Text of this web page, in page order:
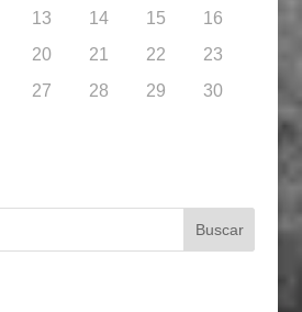
13 14 15
16
20 21 22
23
27 28 29
30